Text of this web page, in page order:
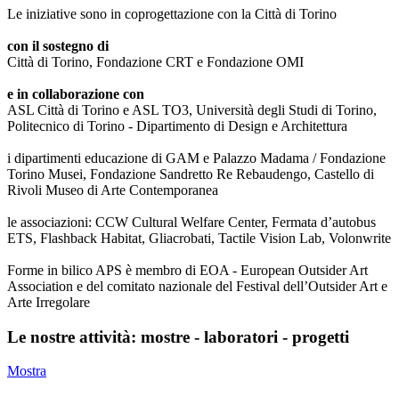
Le iniziative sono in coprogettazione con la Città di Torino
con il sostegno di
Città di Torino, Fondazione CRT e Fondazione OMI
e in collaborazione con
ASL Città di Torino e ASL TO3, Università degli Studi di Torino,
Politecnico di Torino - Dipartimento di Design e Architettura
i dipartimenti educazione di GAM e Palazzo Madama / Fondazione
Torino Musei, Fondazione Sandretto Re Rebaudengo, Castello di
Rivoli Museo di Arte Contemporanea
le associazioni: CCW Cultural Welfare Center, Fermata d’autobus
ETS, Flashback Habitat, Gliacrobati, Tactile Vision Lab, Volonwrite
Forme in bilico APS è membro di EOA - European Outsider Art
Association e del comitato nazionale del Festival dell’Outsider Art e
Arte Irregolare
Le nostre attività: mostre - laboratori - progetti
Mostra